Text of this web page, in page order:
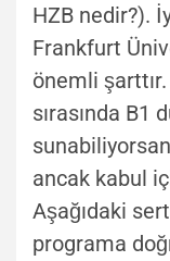
HZB nedir?).
Frankfurt
önemli
sırasında B1
ancak kabul
Aşağıdaki
programa